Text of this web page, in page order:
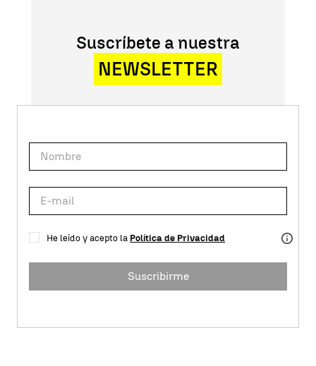
Suscríbete a nuestra
NEWSLETTER
He leído y acepto la Política de Privacidad
Suscribirme